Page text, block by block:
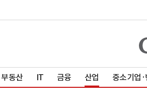
부동산 IT 금융 산업 중소기업·